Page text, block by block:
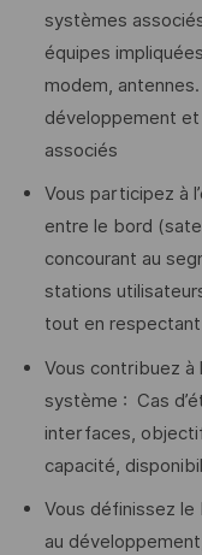
systèmes
équipes
modem,
développement
associés
Vous participez à
entre le bord
concourant au
stations
tout en
Vous contribuez à
système : Cas
interfaces,
capacité,
Vous définissez
au